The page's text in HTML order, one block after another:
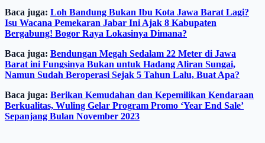
Baca juga: Loh Bandung Bukan Ibu Kota Jawa Barat Lagi?
Isu Wacana Pemekaran Jabar Ini Ajak 8 Kabupaten
Bergabung! Bogor Raya Lokasinya Dimana?
Baca juga: Bendungan Megah Sedalam 22 Meter di Jawa
Barat ini Fungsinya Bukan untuk Hadang Aliran Sungai,
Namun Sudah Beroperasi Sejak 5 Tahun Lalu, Buat Apa?
Baca juga: Berikan Kemudahan dan Kepemilikan Kendaraan
Berkualitas, Wuling Gelar Program Promo ‘Year End Sale’
Sepanjang Bulan November 2023